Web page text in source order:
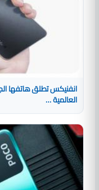
العالمية ...